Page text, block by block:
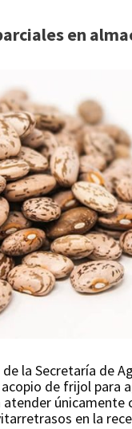
en
la Secretaría de
de frijol para
en la